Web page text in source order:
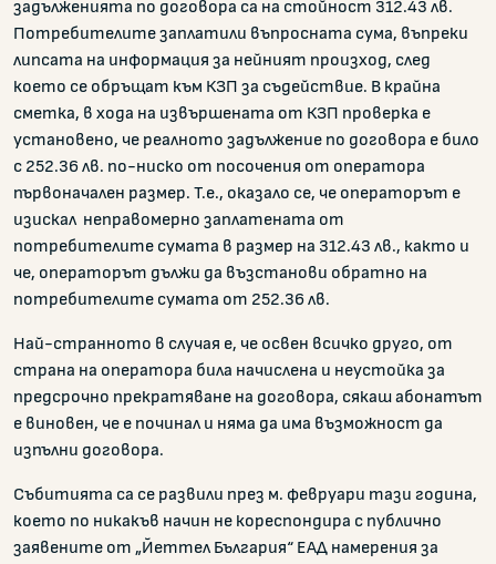
задълженията по договора са на стойност 312.43 лв.
Потребителите заплатили въпросната сума, въпреки
липсата на информация за нейният произход, след
което се обръщат към КЗП за съдействие. В крайна
сметка, в хода на извършената от КЗП проверка е
установено, че реалното задължение по договора е било
с 252.36 лв. по-ниско от посочения от оператора
първоначален размер. Т.е., оказало се, че операторът е
изискал неправомерно заплатената от
потребителите сумата в размер на 312.43 лв., както и
че, операторът дължи да възстанови обратно на
потребителите сумата от 252.36 лв.
Най-странното в случая е, че освен всичко друго, от
страна на оператора била начислена и неустойка за
предсрочно прекратяване на договора, сякаш абонатът
е виновен, че е починал и няма да има възможност да
изпълни договора.
Събитията са се развили през м. февруари тази година,
което по никакъв начин не кореспондира с публично
заявените от „Йеттел България“ ЕАД намерения за